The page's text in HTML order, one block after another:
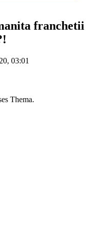
franchetii
03:01
Thema.